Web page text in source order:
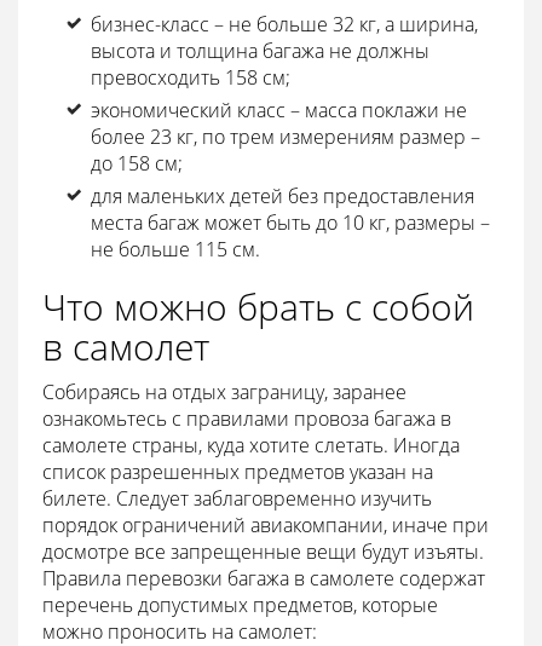
бизнес-класс – не больше 32 кг, а ширина,
высота и толщина багажа не должны
превосходить 158 см;
экономический класс – масса поклажи не
более 23 кг, по трем измерениям размер –
до 158 см;
для маленьких детей без предоставления
места багаж может быть до 10 кг, размеры –
не больше 115 см.
Что можно брать с собой
в самолет
Собираясь на отдых заграницу, заранее
ознакомьтесь с правилами провоза багажа в
самолете страны, куда хотите слетать. Иногда
список разрешенных предметов указан на
билете. Следует заблаговременно изучить
порядок ограничений авиакомпании, иначе при
досмотре все запрещенные вещи будут изъяты.
Правила перевозки багажа в самолете содержат
перечень допустимых предметов, которые
можно проносить на самолет: